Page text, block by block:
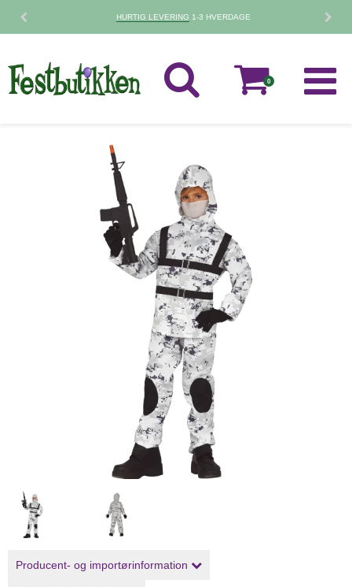
HURTIG LEVERING 1-3 HVERDAGE
0
Producent- og importørinformation